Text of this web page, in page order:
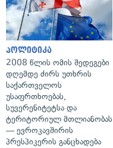
პოლიტიკა
2008 წლის ომის შედეგები
დღემდე ძირს უთხრის
საქართველოს
უსაფრთხოებას,
სუვერენიტეტსა და
ტერიტორიულ მთლიანობას
— ევროკავშირის
პრესპიკერის განცხადება